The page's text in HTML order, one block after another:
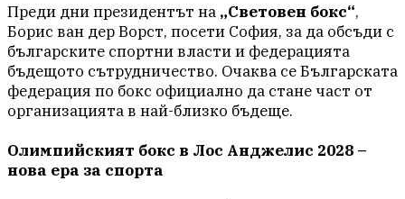
Преди дни президентът на „Световен бокс“,
Борис ван дер Ворст, посети София, за да обсъди с
българските спортни власти и федерацията
бъдещото сътрудничество. Очаква се Българската
федерация по бокс официално да стане част от
организацията в най-близко бъдеще.
Олимпийският бокс в Лос Анджелис 2028 –
нова ера за спорта